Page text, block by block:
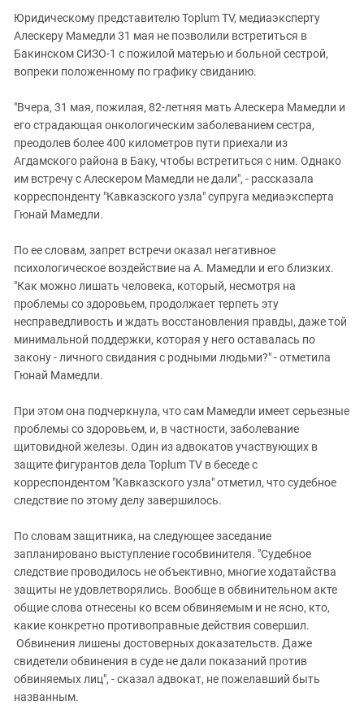
Юридическому представителю Toplum TV, медиаэксперту
Алескеру Мамедли 31 мая не позволили встретиться в
Бакинском СИЗО-1 с пожилой матерью и больной сестрой,
вопреки положенному по графику свиданию.
"Вчера, 31 мая, пожилая, 82-летняя мать Алескера Мамедли и
его страдающая онкологическим заболеванием сестра,
преодолев более 400 километров пути приехали из
Агдамского района в Баку, чтобы встретиться с ним. Однако
им встречу с Алескером Мамедли не дали", - рассказала
корреспонденту "Кавказского узла" супруга медиаэксперта
Гюнай Мамедли.
По ее словам, запрет встречи оказал негативное
психологическое воздействие на А. Мамедли и его близких.
"Как можно лишать человека, который, несмотря на
проблемы со здоровьем, продолжает терпеть эту
несправедливость и ждать восстановления правды, даже той
минимальной поддержки, которая у него оставалась по
закону - личного свидания с родными людьми?" - отметила
Гюнай Мамедли.
При этом она подчеркнула, что сам Мамедли имеет серьезные
проблемы со здоровьем, и, в частности, заболевание
щитовидной железы. Один из адвокатов участвующих в
защите фигурантов дела Toplum TV в беседе с
корреспондентом "Кавказского узла" отметил, что судебное
следствие по этому делу завершилось.
По словам защитника, на следующее заседание
запланировано выступление гособвинителя. "Судебное
следствие проводилось не объективно, многие ходатайства
защиты не удовлетворялись. Вообще в обвинительном акте
общие слова отнесены ко всем обвиняемым и не ясно, кто,
какие конкретно противоправные действия совершил.
Обвинения лишены достоверных доказательств. Даже
свидетели обвинения в суде не дали показаний против
обвиняемых лиц", - сказал адвокат, не пожелавший быть
названным.